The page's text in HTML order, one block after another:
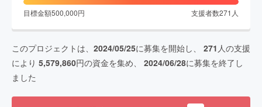
目標金額500,000円 支援者数271 人
このプロジェクトは、 2024/05/25に募集を開始し、 271 人の支援
により 5,579,860円の資金を集め、 2024/06/28に募集を終了し
ました